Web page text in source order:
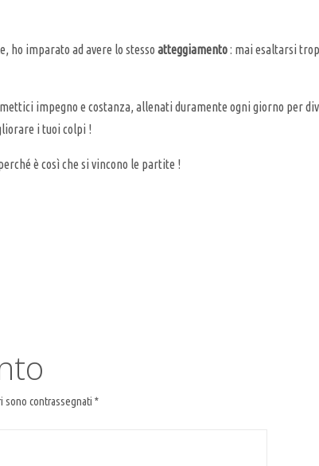
ho imparato ad avere lo stessoatteggiamento: mai esaltarsi
impegno e costanza, allenati duramente ogni giorno per
i tuoi colpi !
è così che si vincono le partite !
sono contrassegnati*